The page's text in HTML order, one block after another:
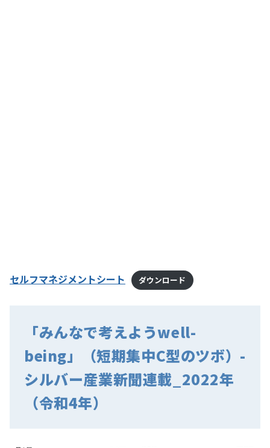
セルフマネジメントシート ダウンロード
「みんなで考えようwell-
being」（短期集中C型のツボ）-
シルバー産業新聞連載_2022年
（令和4年）